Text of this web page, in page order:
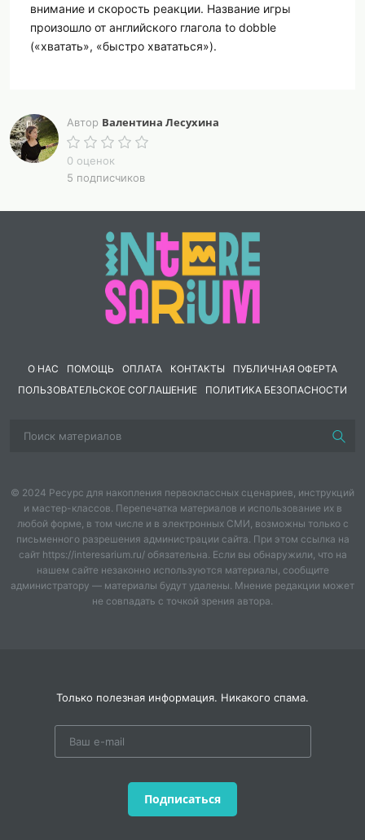
внимание и скорость реакции. Название игры
произошло от английского глагола to dobble
(«хватать», «быстро хвататься»).
Автор Валентина Лесухина
0 оценок
5 подписчиков
О НАС ПОМОЩЬ ОПЛАТА КОНТАКТЫ
ПУБЛИЧНАЯ ОФЕРТА
ПОЛЬЗОВАТЕЛЬСКОЕ СОГЛАШЕНИЕ
ПОЛИТИКА БЕЗОПАСНОСТИ
© 2024 Ресурс для накопления первоклассных сценариев, инструкций
и мастер-классов. Перепечатка материалов и использование их в
любой форме, в том числе и в электронных СМИ, возможны только с
письменного разрешения администрации сайта. При этом ссылка на
сайт https://interesarium.ru/ обязательна. Если вы обнаружили, что на
нашем сайте незаконно используются материалы, сообщите
администратору — материалы будут удалены. Мнение редакции может
не совпадать с точкой зрения автора.
Только полезная информация. Никакого спама.
Подписаться